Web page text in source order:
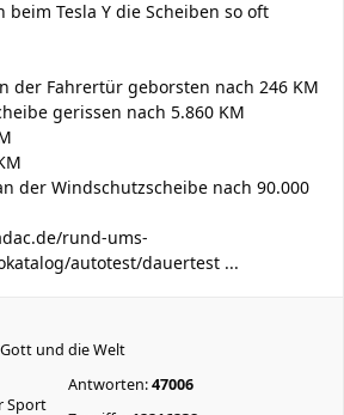
beim Tesla Y die Scheiben so oft
der Fahrertür geborsten nach 246 KM
gerissen nach 5.860 KM
der Windschutzscheibe nach 90.000
rund-ums-
autotest/dauertest ...
und die Welt
Sport
Antworten:47006